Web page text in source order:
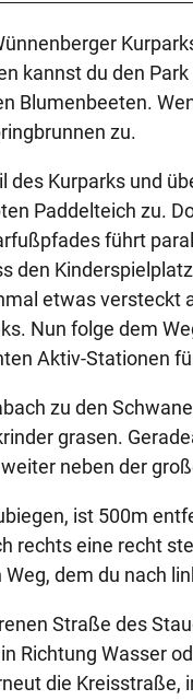
kannst du den
Blumenbeeten.
zu.
Kurparks und
Paddelteich zu.
führt
den
etwas versteckt
Nun folge dem
Aktiv-Stationen
zu den
grasen.
neben der
ist 500m
rechts eine recht
dem du nach
Straße des
Richtung Wasser
die Kreisstraße,